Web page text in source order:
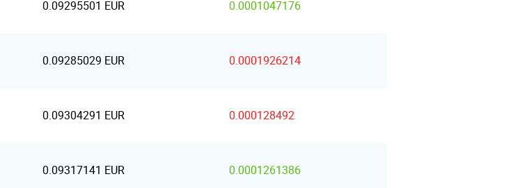
0.09295501 EUR 0.0001047176
0.09285029 EUR 0.0001926214
0.09304291 EUR 0.000128492
0.09317141 EUR 0.0001261386